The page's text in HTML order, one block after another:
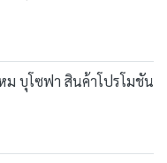
ม บุโซฟา สินค้าโปรโมชัน